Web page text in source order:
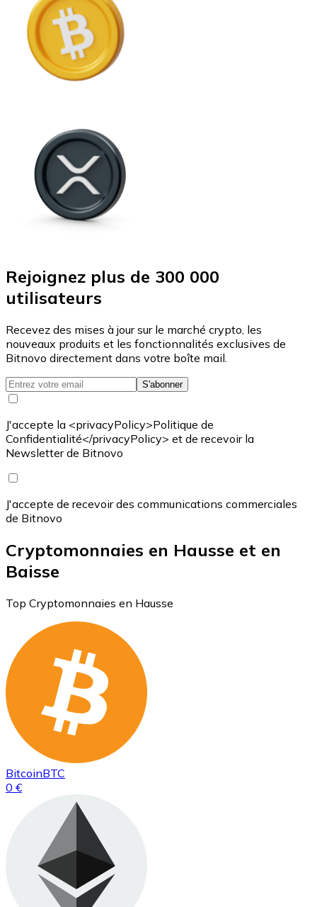
Rejoignez plus de 300 000
utilisateurs
Recevez des mises à jour sur le marché crypto, les
nouveaux produits et les fonctionnalités exclusives de
Bitnovo directement dans votre boîte mail.
S'abonner
J'accepte la <privacyPolicy>Politique de
Confidentialité</privacyPolicy> et de recevoir la
Newsletter de Bitnovo
J'accepte de recevoir des communications commerciales
de Bitnovo
Cryptomonnaies en Hausse et en
Baisse
Top Cryptomonnaies en Hausse
BitcoinBTC
0 €